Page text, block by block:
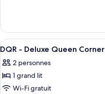
chambre :
DLT
-
Deluxe
Twin
Room
le
type
de
DLT
-
Twin
Afficher
toutes
les
photos
pour
11
DQR - Deluxe Queen Corner
2 personnes
1 grand lit
Wi-Fi gratuit